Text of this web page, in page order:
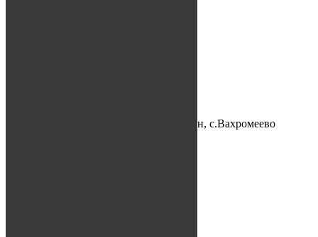
Астраханская область, Икрянинский р-н, с.Вахромеево